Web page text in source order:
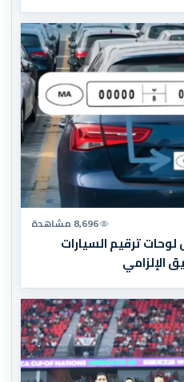
8,696 مشاهدة
ترقيم السيارات
الإلزامي